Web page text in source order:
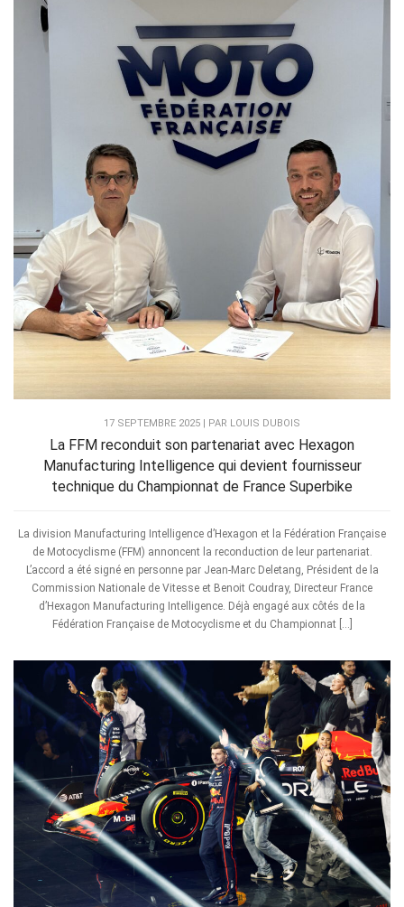
17 SEPTEMBRE 2025 | PAR LOUIS DUBOIS
La FFM reconduit son partenariat avec Hexagon
Manufacturing Intelligence qui devient fournisseur
technique du Championnat de France Superbike
La division Manufacturing Intelligence d’Hexagon et la Fédération Française
de Motocyclisme (FFM) annoncent la reconduction de leur partenariat.
L’accord a été signé en personne par Jean-Marc Deletang, Président de la
Commission Nationale de Vitesse et Benoit Coudray, Directeur France
d’Hexagon Manufacturing Intelligence. Déjà engagé aux côtés de la
Fédération Française de Motocyclisme et du Championnat […]